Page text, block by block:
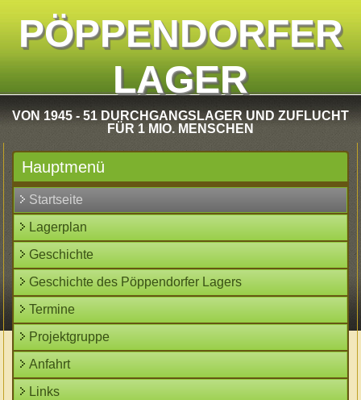
PÖPPENDORFER
LAGER
VON 1945 - 51 DURCHGANGSLAGER UND ZUFLUCHT
FÜR 1 MIO. MENSCHEN
Hauptmenü
Startseite
Lagerplan
Geschichte
Geschichte des Pöppendorfer Lagers
Termine
Projektgruppe
Anfahrt
Links